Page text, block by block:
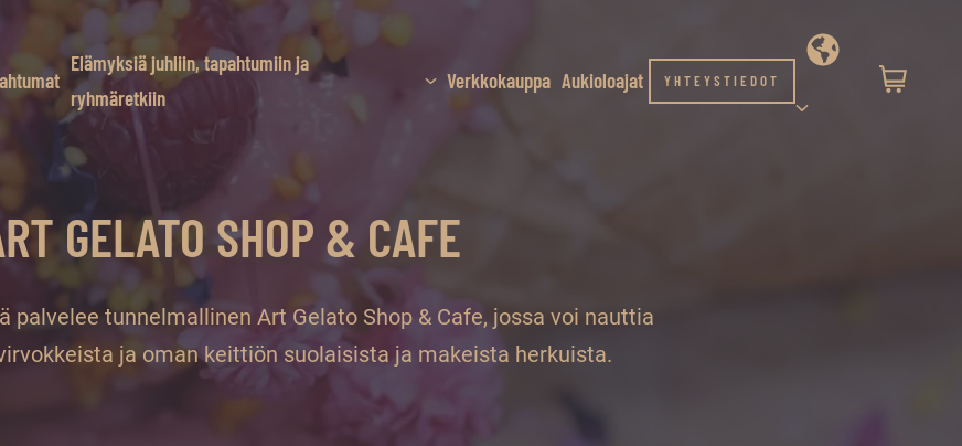
Elämyksiä juhliin, tapahtumiin ja
ryhmäretkiin
Verkkokauppa Aukioloajat YHTEYSTIEDOT
GELATO SHOP & CAFE
palvelee tunnelmallinen Art Gelato Shop & Cafe, jossa voi nauttia
ja oman keittiön suolaisista ja makeista herkuista.